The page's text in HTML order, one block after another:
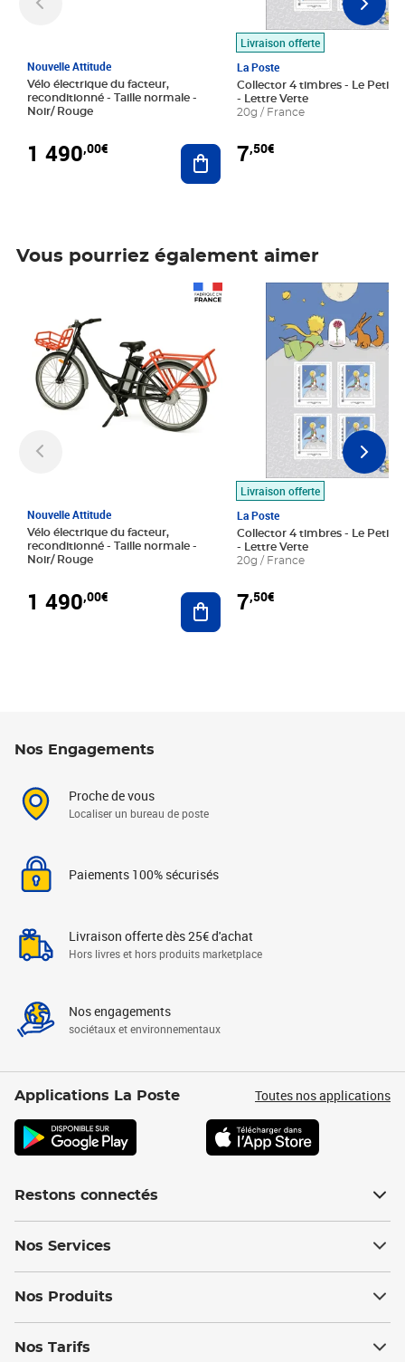
Nouvelle Attitude
Vélo électrique du facteur,
reconditionné - Taille normale -
Noir/ Rouge
1 490,00€ Ajouter au panier
Livraison offerte
La Poste
Collector 4 timbres - Le Petit
- Lettre Verte
20g / France
7,50€
Vous pourriez également aimer
Nouvelle Attitude
Vélo électrique du facteur,
reconditionné - Taille normale -
Noir/ Rouge
1 490,00€ Ajouter au panier
Livraison offerte
La Poste
Collector 4 timbres - Le Petit
- Lettre Verte
20g / France
7,50€
Prix 7,50€
Nos Engagements
Proche de vous
Localiser un bureau de poste
Paiements 100% sécurisés
Livraison offerte dès 25€ d'achat
Hors livres et hors produits marketplace
Nos engagements
sociétaux et environnementaux
Applications La Poste Toutes nos applications
Restons connectés
Nos Services
Nos Produits
Nos Tarifs